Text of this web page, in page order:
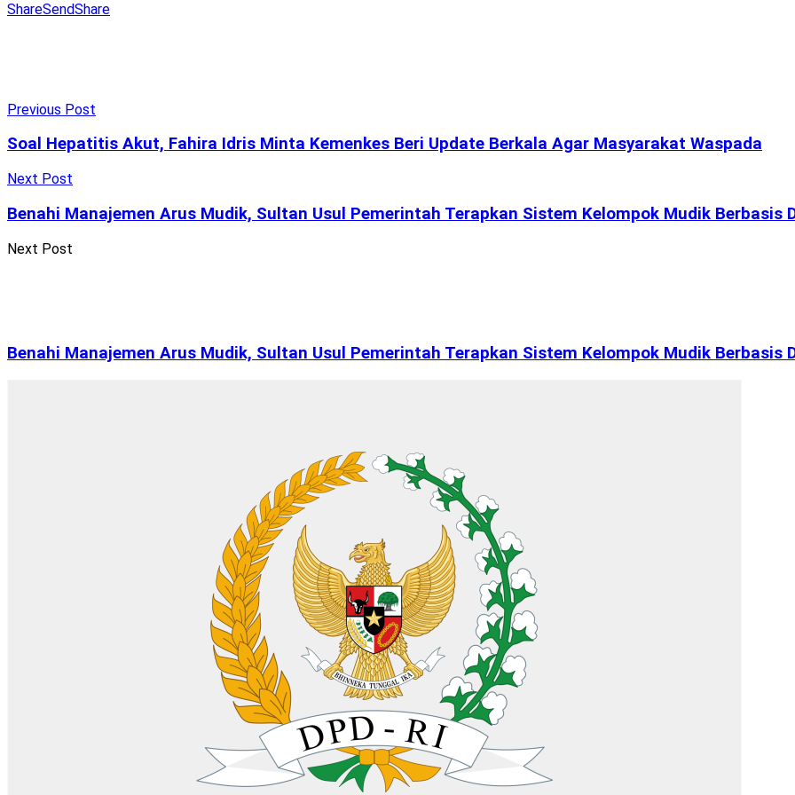
ShareSendShare
Previous Post
Soal Hepatitis Akut, Fahira Idris Minta Kemenkes Beri Update Berkala Agar Masyarakat Waspada
Next Post
Benahi Manajemen Arus Mudik, Sultan Usul Pemerintah Terapkan Sistem Kelompok Mudik Berbasis
Next Post
Benahi Manajemen Arus Mudik, Sultan Usul Pemerintah Terapkan Sistem Kelompok Mudik Berbasis